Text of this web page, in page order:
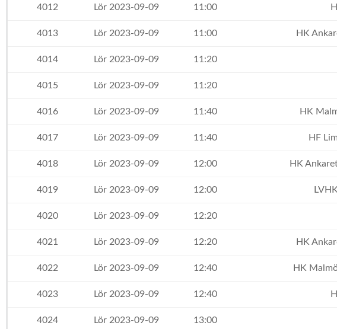
4012 Lör 2023-09-09 11:00
4013 Lör 2023-09-09 11:00 HK
4014 Lör 2023-09-09 11:20
4015 Lör 2023-09-09 11:20
4016 Lör 2023-09-09 11:40 HK
4017 Lör 2023-09-09 11:40 HF
4018 Lör 2023-09-09 12:00 HK
4019 Lör 2023-09-09 12:00
4020 Lör 2023-09-09 12:20
4021 Lör 2023-09-09 12:20 HK
4022 Lör 2023-09-09 12:40 HK
4023 Lör 2023-09-09 12:40
4024 Lör 2023-09-09 13:00